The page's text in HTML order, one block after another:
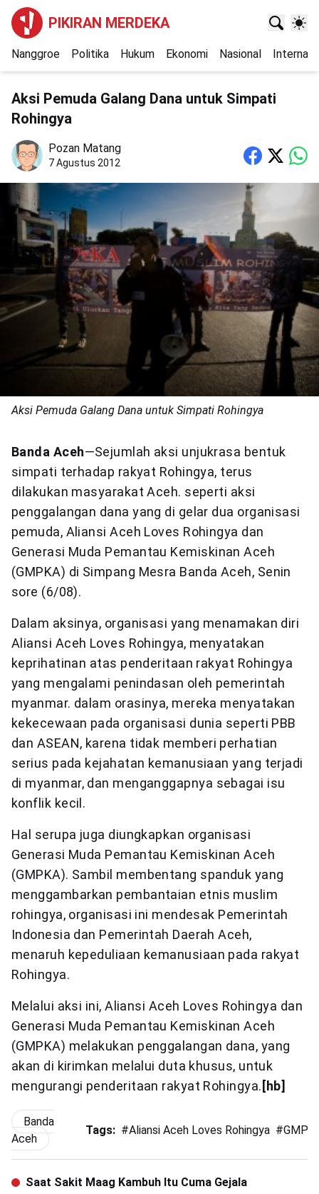
PIKIRAN MERDEKA
Nanggroe Politika Hukum Ekonomi Nasional
Aksi Pemuda Galang Dana untuk Simpati
Rohingya
Pozan Matang
7 Agustus 2012
Aksi Pemuda Galang Dana untuk Simpati Rohingya
Banda Aceh—Sejumlah aksi unjukrasa bentuk
simpati terhadap rakyat Rohingya, terus
dilakukan masyarakat Aceh. seperti aksi
penggalangan dana yang di gelar dua organisasi
pemuda, Aliansi Aceh Loves Rohingya dan
Generasi Muda Pemantau Kemiskinan Aceh
(GMPKA) di Simpang Mesra Banda Aceh, Senin
sore (6/08).
Dalam aksinya, organisasi yang menamakan diri
Aliansi Aceh Loves Rohingya, menyatakan
keprihatinan atas penderitaan rakyat Rohingya
yang mengalami penindasan oleh pemerintah
myanmar. dalam orasinya, mereka menyatakan
kekecewaan pada organisasi dunia seperti PBB
dan ASEAN, karena tidak memberi perhatian
serius pada kejahatan kemanusiaan yang terjadi
di myanmar, dan menganggapnya sebagai isu
konflik kecil.
Hal serupa juga diungkapkan organisasi
Generasi Muda Pemantau Kemiskinan Aceh
(GMPKA). Sambil membentang spanduk yang
menggambarkan pembantaian etnis muslim
rohingya, organisasi ini mendesak Pemerintah
Indonesia dan Pemerintah Daerah Aceh,
menaruh kepeduliaan kemanusiaan pada rakyat
Rohingya.
Melalui aksi ini, Aliansi Aceh Loves Rohingya dan
Generasi Muda Pemantau Kemiskinan Aceh
(GMPKA) melakukan penggalangan dana, yang
akan di kirimkan melalui duta khusus, untuk
mengurangi penderitaan rakyat Rohingya. [hb]
Banda
Aceh
Tags: #Aliansi Aceh Loves Rohingya #
Saat Sakit Maag Kambuh Itu Cuma Gejala